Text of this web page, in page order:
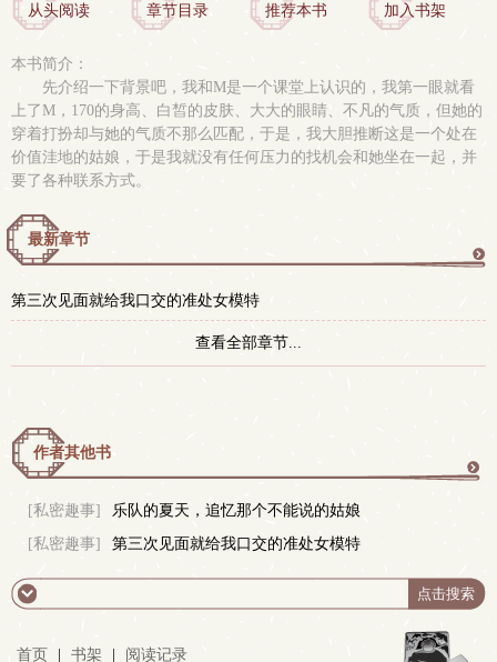
从头阅读 章节目录 推荐本书 加入书架
本书简介：
先介绍一下背景吧，我和M是一个课堂上认识的，我第一眼就看
上了M，170的身高、白皙的皮肤、大大的眼睛、不凡的气质，但她的
穿着打扮却与她的气质不那么匹配，于是，我大胆推断这是一个处在
价值洼地的姑娘，于是我就没有任何压力的找机会和她坐在一起，并
要了各种联系方式。
最新章节
第三次见面就给我口交的准处女模特
查看全部章节...
作者其他书
[私密趣事]
乐队的夏天，追忆那个不能说的姑娘
[私密趣事]
第三次见面就给我口交的准处女模特
首页 书架 阅读记录